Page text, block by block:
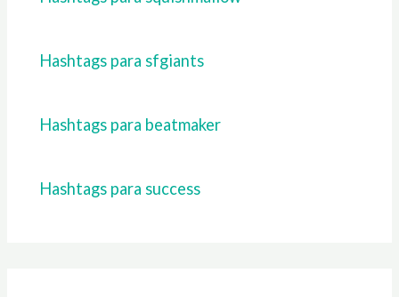
Hashtags para sfgiants
Hashtags para beatmaker
Hashtags para success